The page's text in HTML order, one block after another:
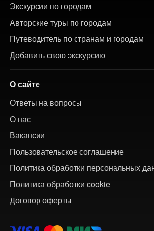
Экскурсии по городам
Авторские туры по городам
Путеводитель по странам и городам
Добавить свою экскурсию
О сайте
Ответы на вопросы
О нас
Вакансии
Пользовательское соглашение
Политика обработки персональных
Политика обработки cookie
Договор оферты